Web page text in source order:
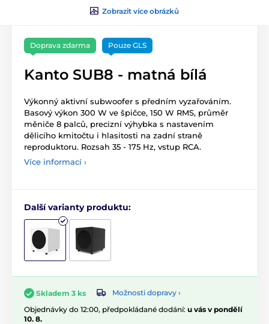
Zobrazit více obrázků
Doprava zdarma Pouze GLS
Kanto SUB8 - matná bílá
Výkonný aktivní subwoofer s předním vyzařováním.
Basový výkon 300 W ve špičce, 150 W RMS, průměr
měniče 8 palců, precizní výhybka s nastavením
dělicího kmitočtu i hlasitosti na zadní straně
reproduktoru. Rozsah 35 - 175 Hz, vstup RCA.
Více informací ›
Další varianty produktu:
Skladem 3 ks
Možnosti dopravy ›
Objednávky do 12:00, předpokládané dodání: u vás v pondělí
10. 8.